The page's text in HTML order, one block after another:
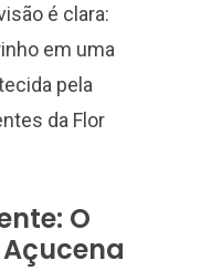
é clara:
em uma
pela
da Flor
O